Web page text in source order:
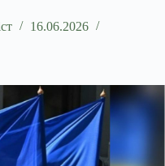
16.06.2026